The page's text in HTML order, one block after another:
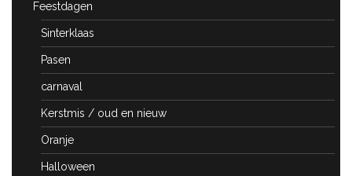
Feestdagen
Sinterklaas
Pasen
carnaval
Kerstmis / oud en nieuw
Oranje
Halloween